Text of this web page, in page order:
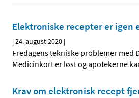
Elektroniske recepter er igen
|24. august 2020 |
Fredagens tekniske problemer med
Medicinkort er løst og apotekerne
Krav om elektronisk recept